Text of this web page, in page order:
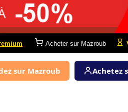
Acheter sur Mazroub
sur Mazroub Achetez